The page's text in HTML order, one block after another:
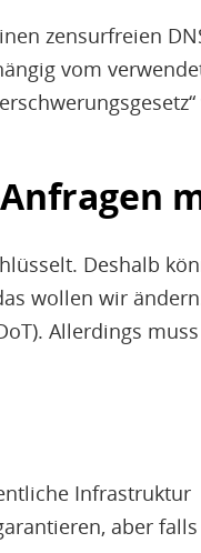
zensurfreien
vom
Deshalb
wollen wir
Allerdings
Infrastruktur
aber falls